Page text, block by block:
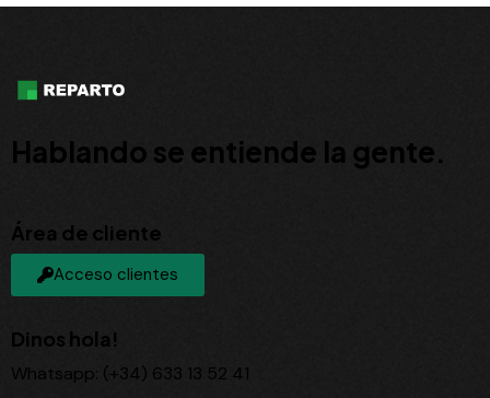
Hablando se entiende la gente.
Área de cliente
Acceso clientes
Dinos hola!
Whatsapp: (+34) 633 13 52 41